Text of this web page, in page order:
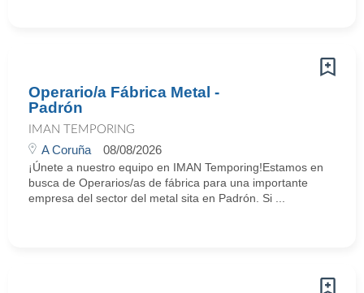
Operario/a Fábrica Metal -
Padrón
IMAN TEMPORING
A Coruña 08/08/2026
¡Únete a nuestro equipo en IMAN Temporing!Estamos en
busca de Operarios/as de fábrica para una importante
empresa del sector del metal sita en Padrón. Si ...